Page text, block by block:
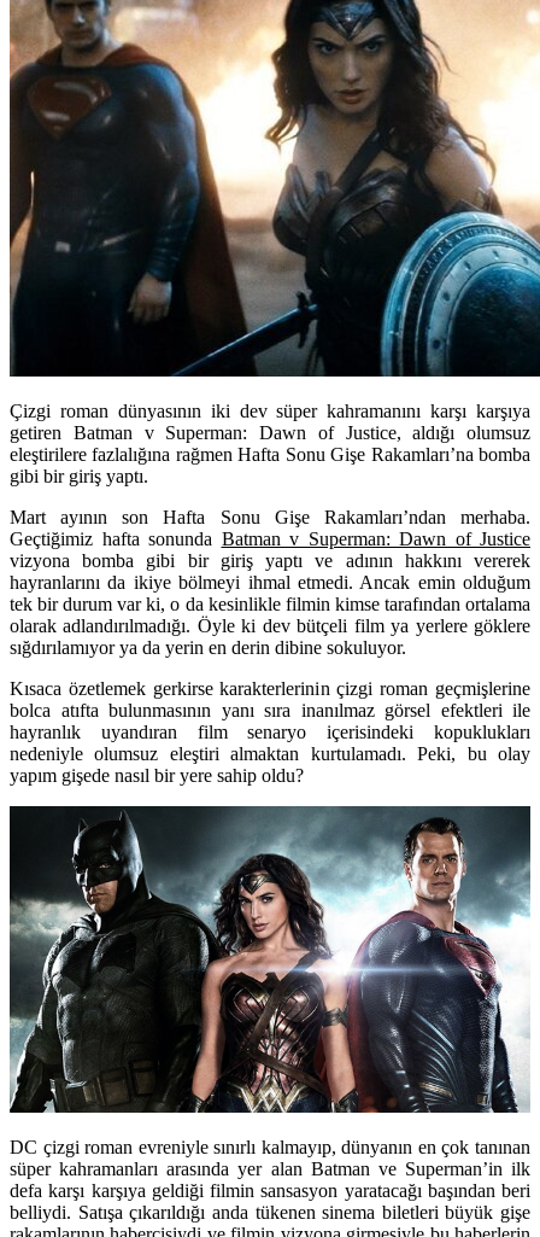
Çizgi roman dünyasının iki dev süper kahramanını karşı karşıya
getiren Batman v Superman: Dawn of Justice, aldığı olumsuz
eleştirilere fazlalığına rağmen Hafta Sonu Gişe Rakamları’na bomba
gibi bir giriş yaptı.
Mart ayının sonHafta Sonu Gişe Rakamları’ndan merhaba.
Geçtiğimiz hafta sonunda Batman v Superman: Dawn of Justice
vizyona bomba gibi bir giriş yaptı ve adının hakkını vererek
hayranlarını da ikiye bölmeyi ihmal etmedi. Ancak emin olduğum
tek bir durum var ki, o da kesinlikle filmin kimse tarafından ortalama
olarak adlandırılmadığı. Öyle ki dev bütçeli film ya yerlere göklere
sığdırılamıyor ya da yerin en derin dibine sokuluyor.
Kısaca özetlemek gerkirse karakterlerinin çizgi roman geçmişlerine
bolca atıfta bulunmasının yanı sıra inanılmaz görsel efektleri ile
hayranlık uyandıran film senaryo içerisindeki kopuklukları
nedeniyle olumsuz eleştiri almaktan kurtulamadı. Peki, bu olay
yapım gişede nasıl bir yere sahip oldu?
DC çizgi roman evreniyle sınırlı kalmayıp, dünyanın en çok tanınan
süper kahramanları arasında yer alan Batman ve Superman’in ilk
defa karşı karşıya geldiği filmin sansasyon yaratacağı başından beri
belliydi. Satışa çıkarıldığı anda tükenen sinema biletleri büyük gişe